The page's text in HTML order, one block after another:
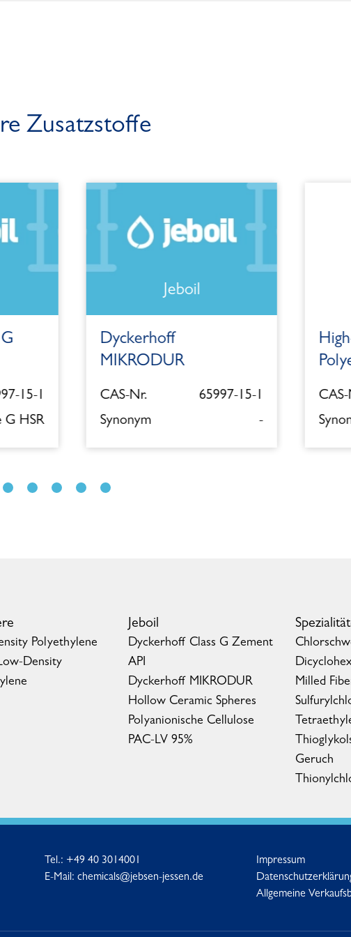
Zusatzstoffe
1
Jeboil
Dyckerhoff
MIKRODUR
CAS-Nr.
65997-15-1
Synonym
High-
CAS-Nr.
Synonym
Polyethylene
Density
Jeboil
Dyckerhoff Class G Zement
API
Dyckerhoff MIKRODUR
Hollow Ceramic Spheres
Polyanionische Cellulose
PAC-LV 95%
Milled
Geruch
Tel.: +49 40 3014001
E-Mail: chemicals@jebsen-jessen.de
Impressum
Allgemeine